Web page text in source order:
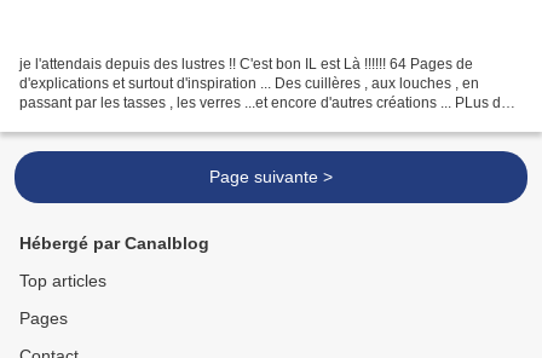
je l'attendais depuis des lustres !! C'est bon IL est Là !!!!!! 64 Pages de
d'explications et surtout d'inspiration ... Des cuillères , aux louches , en
passant par les tasses , les verres ...et encore d'autres créations ... PLus de
Page suivante >
Hébergé par Canalblog
Top articles
Pages